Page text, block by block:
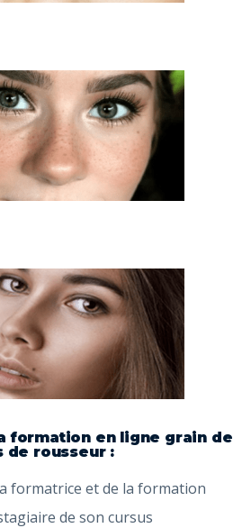
formation en ligne grain de
de rousseur :
formatrice et de la formation
de son cursus